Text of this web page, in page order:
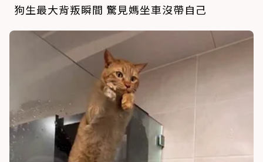
狗生最大背叛瞬間 驚見媽坐車沒帶自己